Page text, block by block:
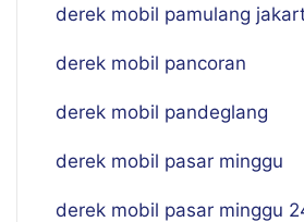
derek mobil pamulang
derek mobil pancoran
derek mobil pandeglang
derek mobil pasar minggu
derek mobil pasar minggu